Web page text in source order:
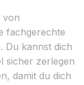
von
fachgerechte
Du kannst dich
sicher zerlegen
damit du dich